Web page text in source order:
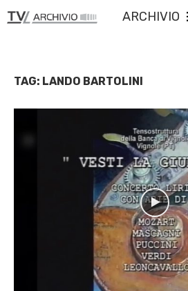
ARCHIVIO
TAG: LANDO BARTOLINI